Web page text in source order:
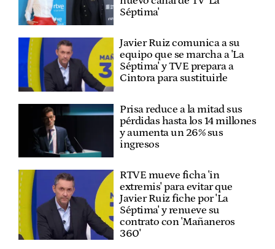
Séptima'
Javier Ruiz comunica a su
equipo que se marcha a 'La
Séptima' y TVE prepara a
Cintora para sustituirle
Prisa reduce a la mitad sus
pérdidas hasta los 14 millones
y aumenta un 26% sus
ingresos
RTVE mueve ficha 'in
extremis' para evitar que
Javier Ruiz fiche por 'La
Séptima' y renueve su
contrato con 'Mañaneros
360'